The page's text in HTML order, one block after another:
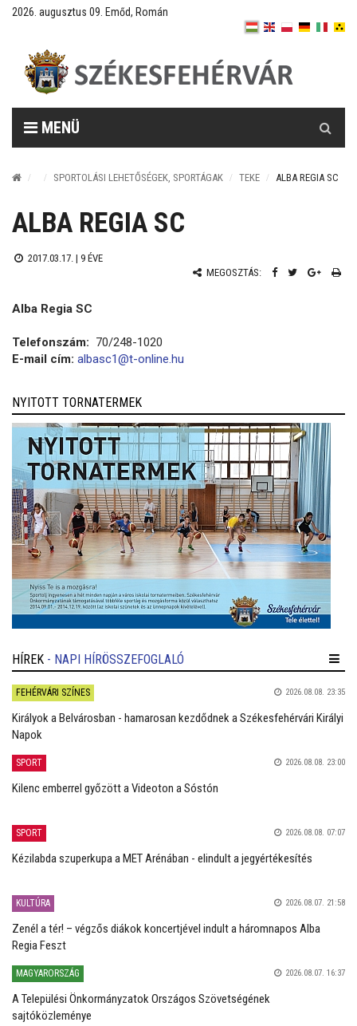
2026. augusztus 09. Emőd, Román
MENÜ
SPORTOLÁSI LEHETŐSÉGEK, SPORTÁGAK TEKE ALBA REGIA SC
ALBA REGIA SC
2017.03.17. | 9 ÉVE
MEGOSZTÁS:
Alba Regia SC
Telefonszám: 70/248-1020
E-mail cím: albasc1@t-online.hu
NYITOTT TORNATERMEK
HÍREK - NAPI HÍRÖSSZEFOGLALÓ
FEHÉRVÁRI SZÍNES 2026.08.08. 23:35
Királyok a Belvárosban - hamarosan kezdődnek a Székesfehérvári Királyi
Napok
SPORT 2026.08.08. 23:00
Kilenc emberrel győzött a Videoton a Sóstón
SPORT 2026.08.08. 07:07
Kézilabda szuperkupa a MET Arénában - elindult a jegyértékesítés
KULTÚRA 2026.08.07. 21:58
Zenél a tér! – végzős diákok koncertjével indult a háromnapos Alba
Regia Feszt
MAGYARORSZÁG 2026.08.07. 16:37
A Települési Önkormányzatok Országos Szövetségének
sajtóközleménye